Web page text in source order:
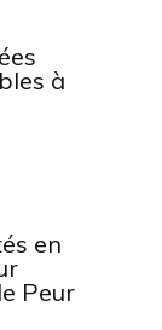
à
en
Peur